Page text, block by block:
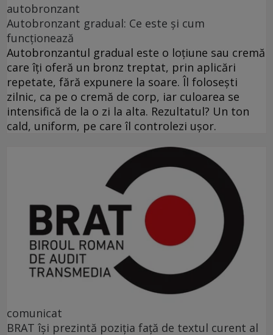
autobronzant
Autobronzant gradual: Ce este și cum
funcționează
Autobronzantul gradual este o loțiune sau cremă
care îți oferă un bronz treptat, prin aplicări
repetate, fără expunere la soare. Îl folosești
zilnic, ca pe o cremă de corp, iar culoarea se
intensifică de la o zi la alta. Rezultatul? Un ton
cald, uniform, pe care îl controlezi ușor.
comunicat
BRAT își prezintă poziția față de textul curent al